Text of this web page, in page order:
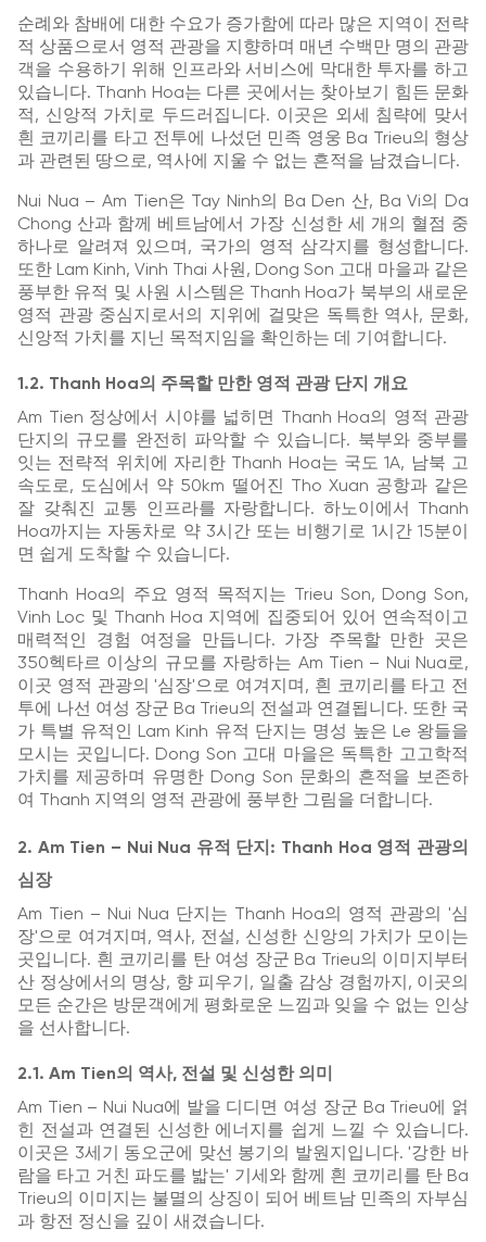
순례와 참배에 대한 수요가 증가함에 따라 많은 지역이 전략
적 상품으로서 영적 관광을 지향하며 매년 수백만 명의 관광
객을 수용하기 위해 인프라와 서비스에 막대한 투자를 하고
있습니다. Thanh Hoa는 다른 곳에서는 찾아보기 힘든 문화
적, 신앙적 가치로 두드러집니다. 이곳은 외세 침략에 맞서
흰 코끼리를 타고 전투에 나섰던 민족 영웅 Ba Trieu의 형상
과 관련된 땅으로, 역사에 지울 수 없는 흔적을 남겼습니다.
Nui Nua – Am Tien은 Tay Ninh의 Ba Den 산, Ba Vi의 Da
Chong 산과 함께 베트남에서 가장 신성한 세 개의 혈점 중
하나로 알려져 있으며, 국가의 영적 삼각지를 형성합니다.
또한 Lam Kinh, Vinh Thai 사원, Dong Son 고대 마을과 같은
풍부한 유적 및 사원 시스템은 Thanh Hoa가 북부의 새로운
영적 관광 중심지로서의 지위에 걸맞은 독특한 역사, 문화,
신앙적 가치를 지닌 목적지임을 확인하는 데 기여합니다.
1.2. Thanh Hoa의 주목할 만한 영적 관광 단지 개요
Am Tien 정상에서 시야를 넓히면 Thanh Hoa의 영적 관광
단지의 규모를 완전히 파악할 수 있습니다. 북부와 중부를
잇는 전략적 위치에 자리한 Thanh Hoa는 국도 1A, 남북 고
속도로, 도심에서 약 50km 떨어진 Tho Xuan 공항과 같은
잘 갖춰진 교통 인프라를 자랑합니다. 하노이에서 Thanh
Hoa까지는 자동차로 약 3시간 또는 비행기로 1시간 15분이
면 쉽게 도착할 수 있습니다.
Thanh Hoa의 주요 영적 목적지는 Trieu Son, Dong Son,
Vinh Loc 및 Thanh Hoa 지역에 집중되어 있어 연속적이고
매력적인 경험 여정을 만듭니다. 가장 주목할 만한 곳은
350헥타르 이상의 규모를 자랑하는 Am Tien – Nui Nua로,
이곳 영적 관광의 '심장'으로 여겨지며, 흰 코끼리를 타고 전
투에 나선 여성 장군 Ba Trieu의 전설과 연결됩니다. 또한 국
가 특별 유적인 Lam Kinh 유적 단지는 명성 높은 Le 왕들을
모시는 곳입니다. Dong Son 고대 마을은 독특한 고고학적
가치를 제공하며 유명한 Dong Son 문화의 흔적을 보존하
여 Thanh 지역의 영적 관광에 풍부한 그림을 더합니다.
2. Am Tien – Nui Nua 유적 단지: Thanh Hoa 영적 관광의
심장
Am Tien – Nui Nua 단지는 Thanh Hoa의 영적 관광의 '심
장'으로 여겨지며, 역사, 전설, 신성한 신앙의 가치가 모이는
곳입니다. 흰 코끼리를 탄 여성 장군 Ba Trieu의 이미지부터
산 정상에서의 명상, 향 피우기, 일출 감상 경험까지, 이곳의
모든 순간은 방문객에게 평화로운 느낌과 잊을 수 없는 인상
을 선사합니다.
2.1. Am Tien의 역사, 전설 및 신성한 의미
Am Tien – Nui Nua에 발을 디디면 여성 장군 Ba Trieu에 얽
힌 전설과 연결된 신성한 에너지를 쉽게 느낄 수 있습니다.
이곳은 3세기 동오군에 맞선 봉기의 발원지입니다. '강한 바
람을 타고 거친 파도를 밟는' 기세와 함께 흰 코끼리를 탄 Ba
Trieu의 이미지는 불멸의 상징이 되어 베트남 민족의 자부심
과 항전 정신을 깊이 새겼습니다.